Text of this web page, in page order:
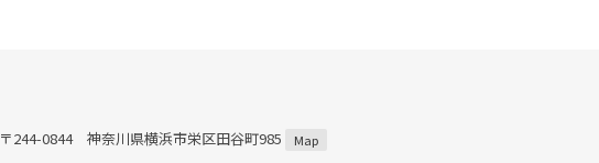
〒244-0844 神奈川県横浜市栄区田谷町985 Map